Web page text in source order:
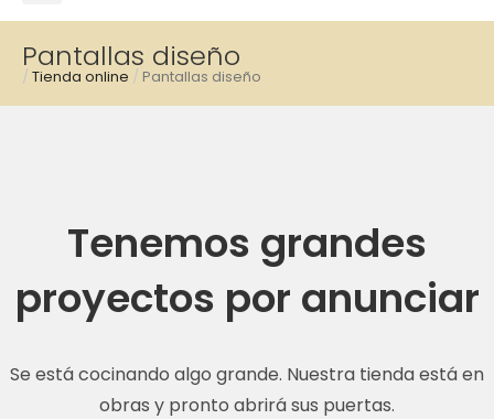
Pantallas diseño
/ Tienda online / Pantallas diseño
Tenemos grandes
proyectos por anunciar
Se está cocinando algo grande. Nuestra tienda está en
obras y pronto abrirá sus puertas.